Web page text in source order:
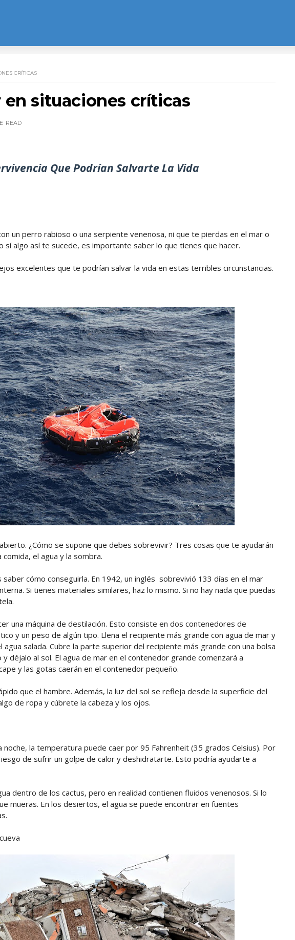
CRÍTICAS
situaciones críticas
READ
Que Podrían Salvarte La Vida
un perro rabioso o una serpiente venenosa, ni que te pierdas en el mar o
algo así te sucede, es importante saber lo que tienes que hacer.
excelentes que te podrían salvar la vida en estas terribles circunstancias.
¿Cómo se supone que debes sobrevivir? Tres cosas que te ayudarán
el agua y la sombra.
saber cómo conseguirla. En 1942, un inglés sobrevivió 133 días en el mar
Si tienes materiales similares, haz lo mismo. Si no hay nada que puedas
una máquina de destilación. Esto consiste en dos contenedores de
y un peso de algún tipo. Llena el recipiente más grande con agua de mar y
salada. Cubre la parte superior del recipiente más grande con una bolsa
déjalo al sol. El agua de mar en el contenedor grande comenzará a
y las gotas caerán en el contenedor pequeño.
que el hambre. Además, la luz del sol se refleja desde la superficie del
de ropa y cúbrete la cabeza y los ojos.
noche, la temperatura puede caer por 95 Fahrenheit (35 grados Celsius). Por
de sufrir un golpe de calor y deshidratarte. Esto podría ayudarte a
dentro de los cactus, pero en realidad contienen fluidos venenosos. Si lo
mueras. En los desiertos, el agua se puede encontrar en fuentes